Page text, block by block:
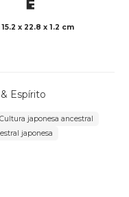
15.2 x 22.8 x 1.2 cm
Espírito
Cultura japonesa ancestral
japonesa